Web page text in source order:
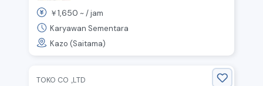
￥1,650 ~ /jam
Karyawan Sementara
Kazo (Saitama)
TOKO CO .,LTD